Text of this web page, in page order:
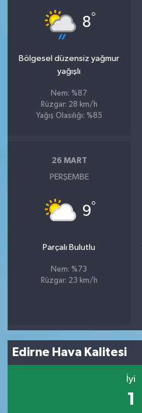
8°
Bölgesel düzensiz yağmur
yağışlı
Nem: %87
Rüzgar: 28 km/h
Yağış Olasılığı: %85
26 MART
PERŞEMBE
9°
Parçalı Bulutlu
Nem: %73
Rüzgar: 23 km/h
Edirne Hava Kalitesi
İyi
1